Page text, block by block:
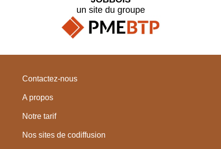
un site du groupe
Contactez-nous
A propos
Notre tarif
Nos sites de codiffusion